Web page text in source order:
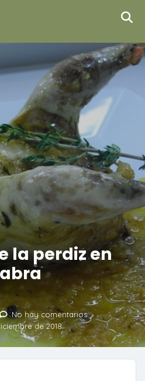
la perdiz en
No hay comentarios
de 2018